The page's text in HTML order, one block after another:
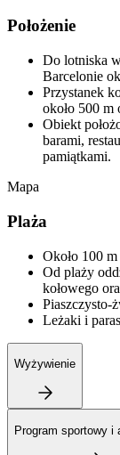
Położenie
Do lotniska
Barcelonie
Przystanek
około 500 m
Obiekt
barami,
pamiątkami.
Mapa
Plaża
Około 100
Od plaży
kołowego
Piaszczysto-
Leżaki i
Wyżywienie
Program sportowy i